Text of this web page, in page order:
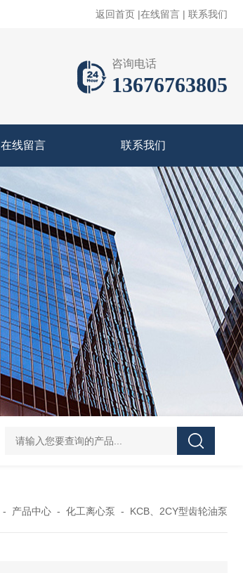
返回首页 |在线留言 | 联系我们
咨询电话
13676763805
在线留言 联系我们
CDLF不锈钢多级泵 CDLF不锈钢立式冲压泵
- 产品中心 - 化工离心泵 - KCB、2CY型齿轮油泵